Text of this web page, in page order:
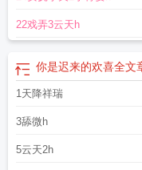
22戏弄3云天h
你是迟来的欢喜全文
1天降祥瑞
3舔微h
5云天2h